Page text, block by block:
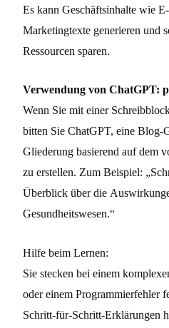
Es kann Geschäftsinhalte wie
Marketingtexte generieren und
Ressourcen sparen.
Verwendung von ChatGPT:
Wenn Sie mit einer
bitten Sie ChatGPT, eine Blog-
Gliederung basierend auf dem
zu erstellen. Zum Beispiel:
Überblick über die
Gesundheitswesen.“
Hilfe beim Lernen:
Sie stecken bei einem
oder einem Programmierfehler
Schritt-für-Schritt-Erklärungen